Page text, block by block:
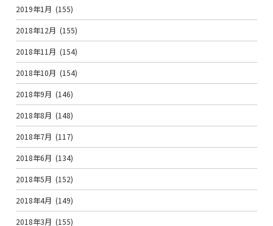
2019年1月 (155)
2018年12月 (155)
2018年11月 (154)
2018年10月 (154)
2018年9月 (146)
2018年8月 (148)
2018年7月 (117)
2018年6月 (134)
2018年5月 (152)
2018年4月 (149)
2018年3月 (155)